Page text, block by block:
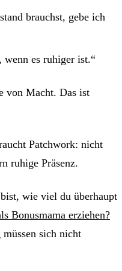
brauchst, gebe ich
wenn es ruhiger ist.“
von Macht. Das ist
Patchwork: nicht
ruhige Präsenz.
wie viel du überhaupt
Bonusmama erziehen?
sich nicht